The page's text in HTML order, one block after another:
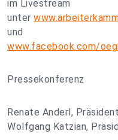
im Livestream
unter
und
www.facebook.com/
Pressekonferenz
Renate Anderl,
Wolfgang Katzian,